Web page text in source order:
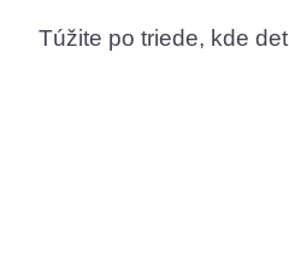
Túžite po triede, kde